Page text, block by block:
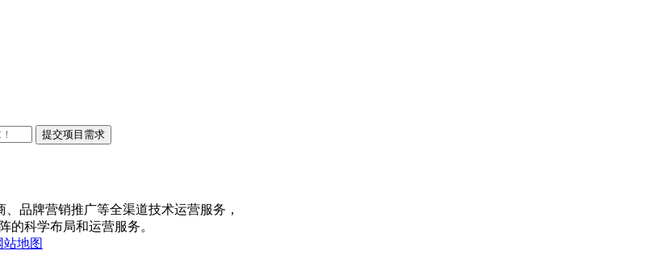
品牌营销推广等全渠道技术运营服务，
的科学布局和运营服务。
站地图